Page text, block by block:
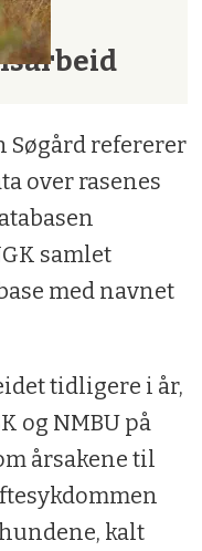
Søgård refererer
over rasenes
samlet
med navnet
tidligere i år,
og NMBU på
årsakene til
kalt